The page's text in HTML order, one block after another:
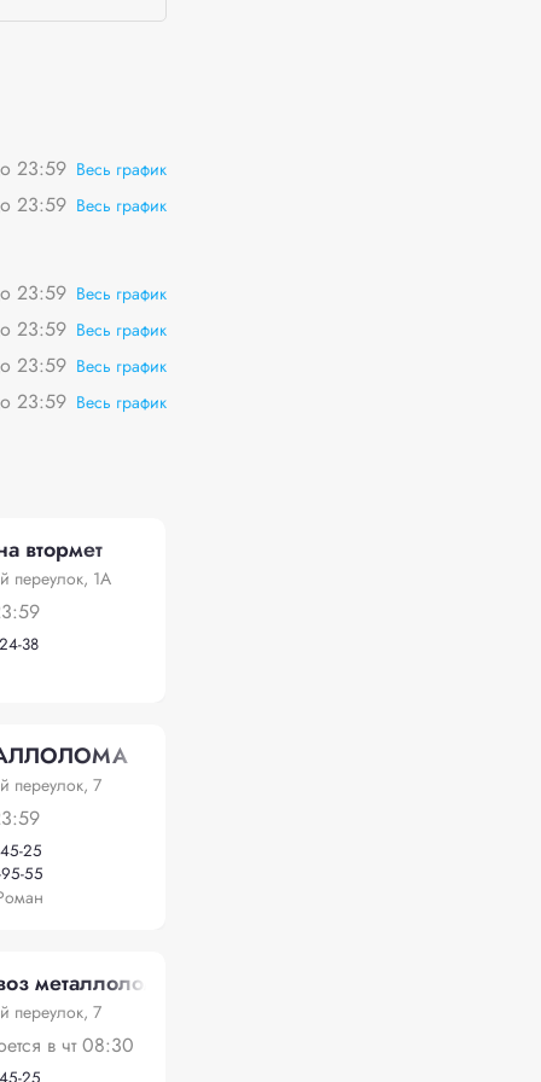
23:59 Весь график
23:59 Весь график
23:59 Весь график
23:59 Весь график
23:59 Весь график
23:59 Весь график
втормет
переулок, 1А
38
переулок, 7
25
55
металлолома
переулок, 7
в чт 08:30